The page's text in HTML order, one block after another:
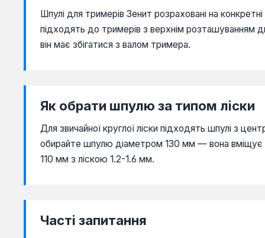
Шпулі для тримерів Зенит розраховані на
підходять до тримерів з верхнім розташуванням
він має збігатися з валом тримера.
Як обрати шпулю за типом ліски
Для звичайної круглої ліски підходять шпулі з
обирайте шпулю діаметром 130 мм — вона вміщує
110 мм з ліскою 1.2-1.6 мм.
Часті запитання